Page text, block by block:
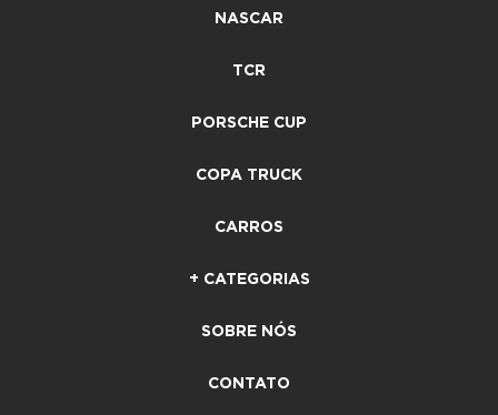
NASCAR
TCR
PORSCHE CUP
COPA TRUCK
CARROS
+ CATEGORIAS
SOBRE NÓS
CONTATO